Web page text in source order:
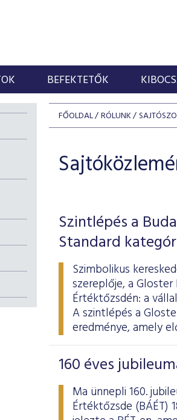
BEFEKTETŐK
FŐOLDAL RÓLUNK
Szintlépés a
Standard
Szimbolikus
szereplője, a
Értéktőzsdén: a
A szintlépés a
eredménye, amely
160 éves
Ma ünnepli 160.
Értéktőzsde (BÁÉT)